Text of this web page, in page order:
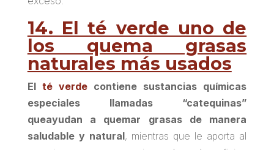
14. El té verde uno de
los quema grasas
naturales más usados
El té verdecontiene sustancias químicas
especiales llamadas “catequinas”
queayudan a quemar grasas de manera
saludable y natural, mientras que le aporta al